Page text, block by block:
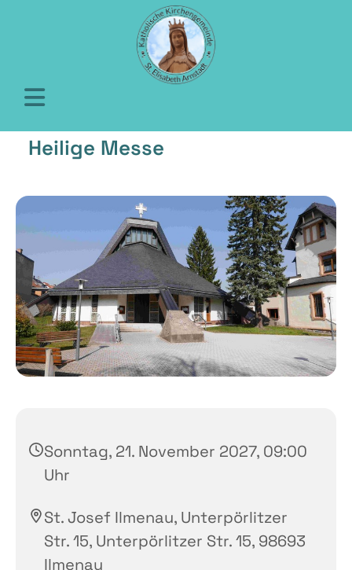
Heilige Messe
Sonntag, 21. November 2027, 09:00
Uhr
St. Josef Ilmenau, Unterpörlitzer
Str. 15, Unterpörlitzer Str. 15, 98693
Ilmenau